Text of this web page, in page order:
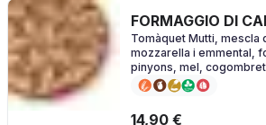
FORMAGGIO DI
Tomàquet Mutti, mescla
mozzarella i emmental,
pinyons, mel,
14,90 €